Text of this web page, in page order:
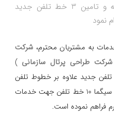
شركت سيگما نسبت به تهيه و تامين 3 خط تلفن جديد
نمود
به مشتريان محترم، شركت
شرکت طراحی پرتال سازمانی )
و تامين 3 خط تلفن جديد علاوه بر خطوط تلفن
قبلي اقدام نمود كه جمعا شركت سيگما 10 خط تلفن جهت خدمات
فراهم نموده است.